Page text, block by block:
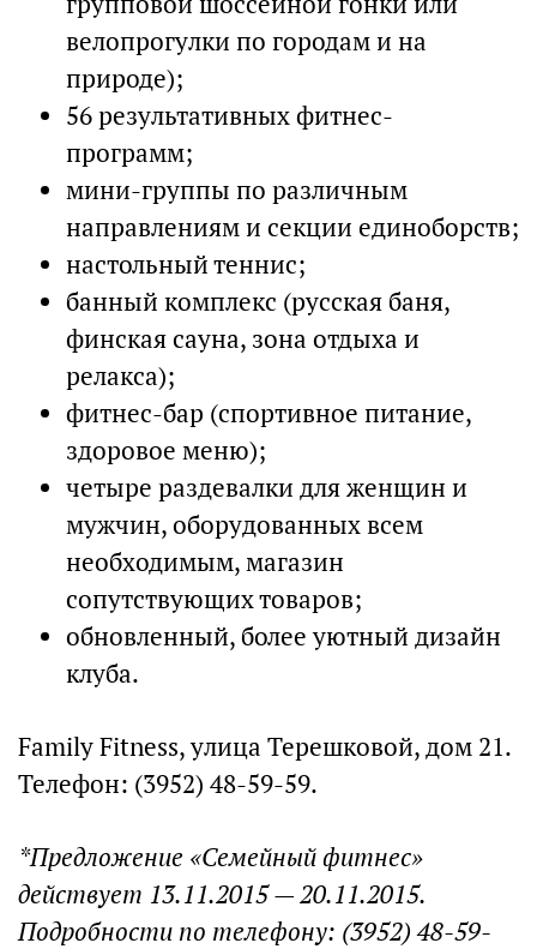
велопрогулки по городам и на
природе);
56 результативных фитнес-
программ;
мини-группы по различным
направлениям и секции единоборств;
настольный теннис;
банный комплекс (русская баня,
финская сауна, зона отдыха и
релакса);
фитнес-бар (спортивное питание,
здоровое меню);
четыре раздевалки для женщин и
мужчин, оборудованных всем
необходимым, магазин
сопутствующих товаров;
обновленный, более уютный дизайн
клуба.
Family Fitness, улица Терешковой, дом 21.
Телефон: (3952) 48-59-59.
*Предложение «Семейный фитнес»
действует 13.11.2015 — 20.11.2015.
Подробности по телефону: (3952) 48-59-